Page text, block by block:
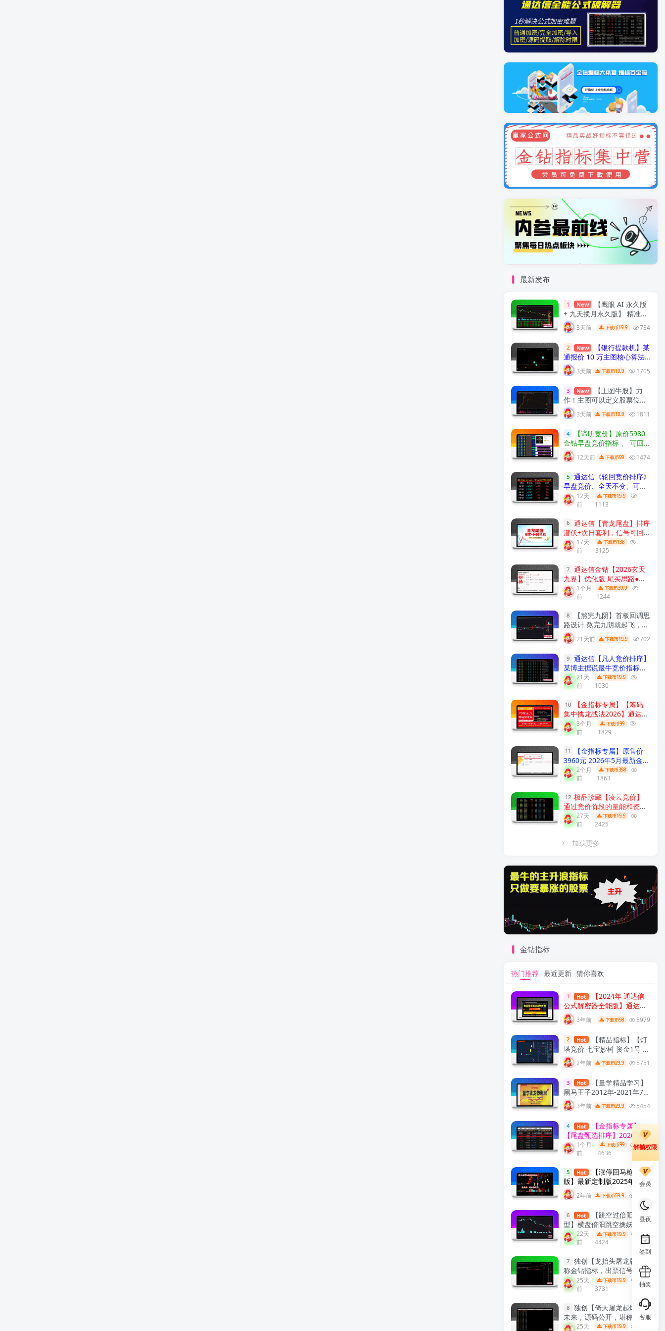
最新发布
1 New
【鹰眼 AI 永久版
+ 九天揽月永久版】 精准买
卖拐点 九维共振过滤假信号
通达信双指标完整分析与实
战用法 解密
列】
3天前 下载币19.9 734
2 New
【银行提款机】某
通报价 10 万主图核心算法
｜雷同同源复刻版，核心交
易信号逻辑一致，通达信主
图指标！ 【实战指标系列】
3天前 下载币19.9 1705
3 New
【主图牛股】力
作！主图可以定义股票位置
高低，定义是否牛股《通达
信主图，源码无加密》！
【实战指标系列】
3天前 下载币19.9 1811
4
【谛听竞价】原价5980
金钻早盘竞价指标 、 可回
测历史数据、信号全天不变
、手机电脑通用、 源码开
放、 可永久使用！
【金指标
系列】
12天前 下载币99 1474
5 通达信《轮回竞价排序》
早盘竞价、全天不变、可回
测历史！源码开放，永久使
用！【众筹指标系列】
12天
前
下载币19.9
1113
6 通达信【青龙尾盘】排序
潜伏+次日套利，信号可回
看，超短策略！专为尾盘排
序定制！实现“今买明卖”的
列】
17天
前
下载币138
3125
7 通达信金钻【2026玄天
九界】优化版 尾买思路●阴
线擒妖 聚焦尾盘阴线买入
次日出场的T+1短线策略副
标系列】
1个月
前
下载币39.9
1244
8
【熬完九阴】首板回调思
路设计 熬完九阴就起飞，短
线低吸信号工具 通达信主图
附图选股全套指标!【实战指
标系列】
21天前 下载币19.9 702
9 通达信【凡人竞价排序】
某博主据说最牛竞价指标组
合 效果极佳 6个指标合共振
早盘竞价排序 副图源码
21天
前
下载币19.9
1030
10
【金指标专属】【筹码
集中擒龙战法2026】通达信
龙头战法主力筹码集中控盘
指标公式牛股启动中长线波
列】
3个月
前
下载币99
1829
11
【金指标专属】原售价
3960元 2026年5月最新金钻
【震荡突破】 捕捉创业板科
创板20厘米涨停启动点 回避
段，无未来函数 手机电脑端
适用！【金指标系列】
2个月
前
下载币398
1863
12 极品珍藏【凌云竞价】
通过竞价阶段的量能和资金
流向分析，捕捉开盘前主力
资金介入信号 识别短线强势
27天
前
下载币19.9
2425
加载更多
金钻指标
热门推荐 最近更新 猜你喜欢
1 Hot
【2024年 通达信
公式解密器全能版】通达信
指标公式密码解密器，全能
版（无需卡密，不限电脑）
原创独家
3年前 下载币98 8979
2 Hot
【精品指标】【灯
塔竞价 七宝妙树 资金1号 龙
年1号池】四合一完整版
（众筹系列）
2年前 下载币29.9 5751
3 Hot
【量学精品学习】
黑马王子2012年-2021年7月
量学特训班全集精选 量学特
训学习教程
3年前 下载币29.9 5454
4 Hot
【金指标专属】
【尾盘甄选排序】2026年6
月新作，今买明卖，专为短
线交易者打造的尾盘战法系
统，信号全天不变 ! 成功率
高！可回测！【金指标系
列】
1个月
前
下载币99
4636
5 Hot
【涨停回马枪定制
版】最新定制版2025年 涨
停回马枪N字战法指标公式
强势股龙回头短线低吸全套
指标 主副图+选股 全套珍藏
定制版【涨停回马枪珍藏
版】
2年前 下载币59.9
6 Hot
【跳空过倍阳模
型】横盘倍阳跳空擒妖系统
主力启动信号，后市要大
涨，倍阳标记 + 压力虚线 主
副选股全套指标 助力捉妖！
【实战指标系列】
22天
前
下载币19.9
4424
7 独创【龙抬头屠龙版】堪
称金钻指标，出票信号少，
平均每日出2票，手机可
用，永久使用 无未来，源码
25天
前
下载币19.9
3731
8 独创【倚天屠龙起爆】无
未来，源码公开，堪称金钻
指标，出票信号少，平均每
25天
下载币19.9
解锁权限
会员
昼夜
签到
抽奖
客服